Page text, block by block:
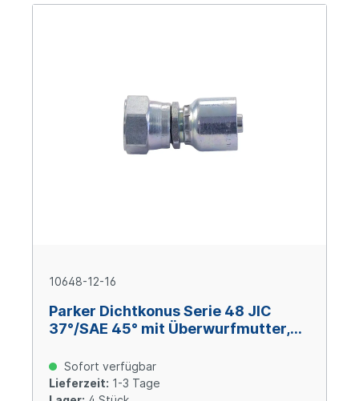
10648-12-16
Parker Dichtkonus Serie 48 JIC
37°/SAE 45° mit Überwurfmutter,
verzinkt Cr(VI)-frei
Sofort verfügbar
Lieferzeit: 1-3 Tage